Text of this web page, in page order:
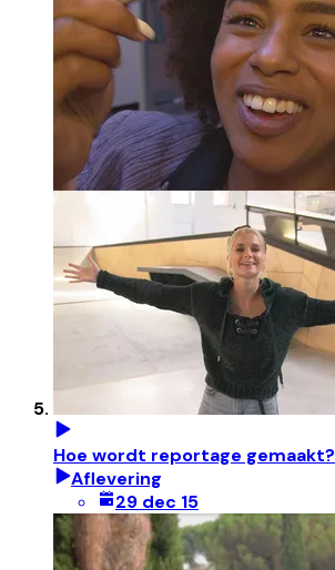
Hoe wordt reportage gemaakt?
Aflevering
29 dec 15